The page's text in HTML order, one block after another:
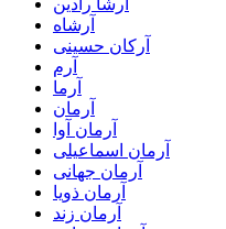
آرشاه
آرکان حسینی
آرم
آرما
آرمان
آرمان آوا
آرمان اسماعیلی
آرمان جهانی
آرمان ذویا
آرمان زند